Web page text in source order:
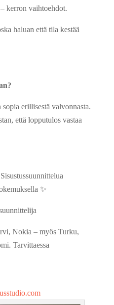
kerron vaihtoehdot.
haluan että tila kestää
erillisestä valvonnasta.
että lopputulos vastaa
✨
Nokia – myös Turku,
Tarvittaessa